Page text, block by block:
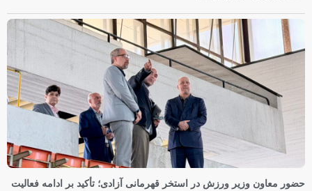
حضور معاون وزیر ورزش در استخر قهرمانی آزادی؛ تأکید بر ادامه فعالیت